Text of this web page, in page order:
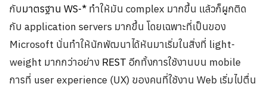
กับมาตรฐาน WS-* ทำให้มัน complex มากขึ้น แล้วก็ผูกติด
กับ application servers มากขึ้น โดยเฉพาะที่เป็นของ
Microsoft นั่นทำให้นักพัฒนาได้หันมาเริ่มในสิ่งที่ light-
weight มากกว่าอย่าง REST อีกทั้งการใช้งานบน mobile
การที่ user experience (UX) ของคนที่ใช้งาน Web เริ่มไปตื่น